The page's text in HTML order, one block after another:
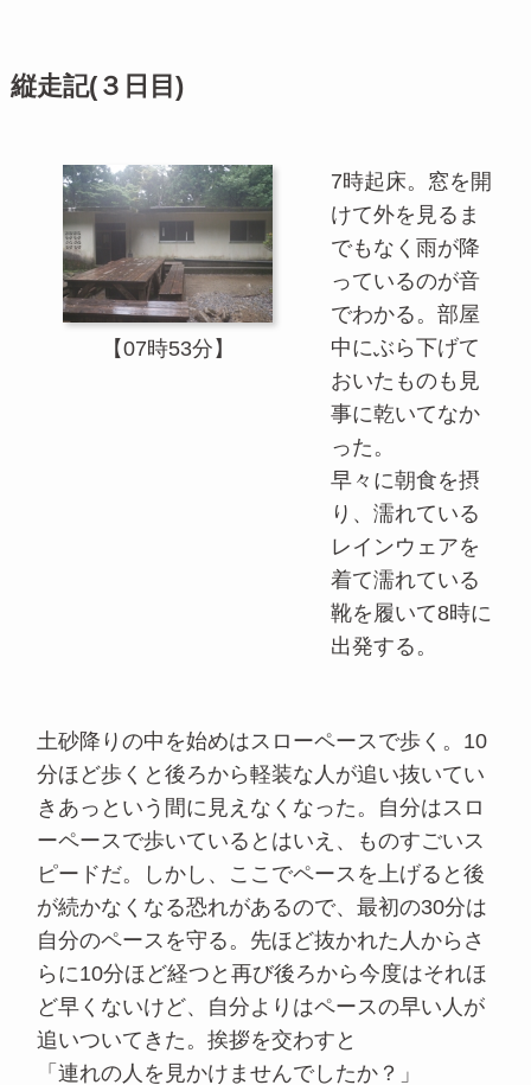
縦走記(３日目)
【07時53分】
7時起床。窓を開
けて外を見るま
でもなく雨が降
っているのが音
でわかる。部屋
中にぶら下げて
おいたものも見
事に乾いてなか
った。
早々に朝食を摂
り、濡れている
レインウェアを
着て濡れている
靴を履いて8時に
出発する。
土砂降りの中を始めはスローペースで歩く。10
分ほど歩くと後ろから軽装な人が追い抜いてい
きあっという間に見えなくなった。自分はスロ
ーペースで歩いているとはいえ、ものすごいス
ピードだ。しかし、ここでペースを上げると後
が続かなくなる恐れがあるので、最初の30分は
自分のペースを守る。先ほど抜かれた人からさ
らに10分ほど経つと再び後ろから今度はそれほ
ど早くないけど、自分よりはペースの早い人が
追いついてきた。挨拶を交わすと
「連れの人を見かけませんでしたか？」